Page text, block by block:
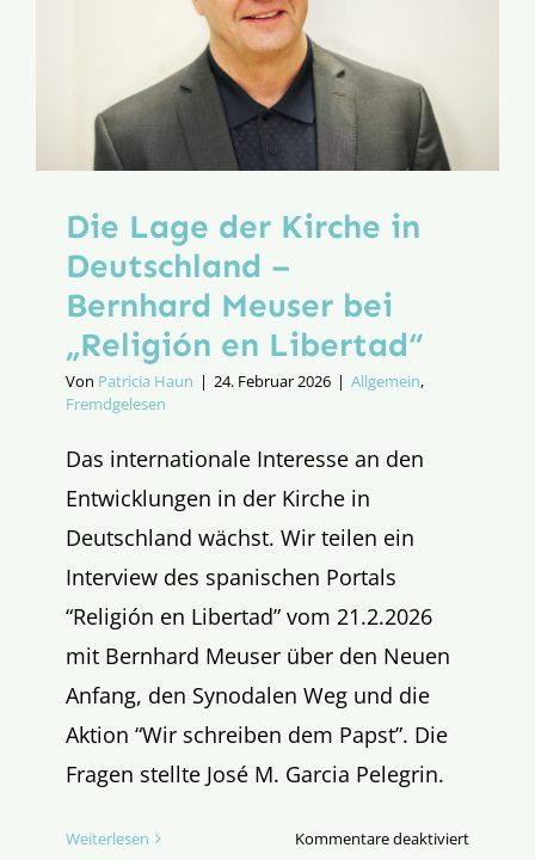
Die Lage der Kirche in
Deutschland –
Bernhard Meuser bei
„Religión en Libertad“
Von Patricia Haun | 24. Februar 2026 | Allgemein,
Fremdgelesen
Das internationale Interesse an den
Entwicklungen in der Kirche in
Deutschland wächst. Wir teilen ein
Interview des spanischen Portals
“Religión en Libertad” vom 21.2.2026
mit Bernhard Meuser über den Neuen
Anfang, den Synodalen Weg und die
Aktion “Wir schreiben dem Papst”. Die
Fragen stellte José M. Garcia Pelegrin.
Weiterlesen Kommentare deaktiviertfür